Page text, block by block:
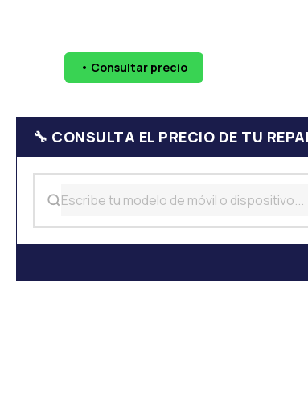
• Consultar precio
🔧 CONSULTA EL PRECIO DE TU